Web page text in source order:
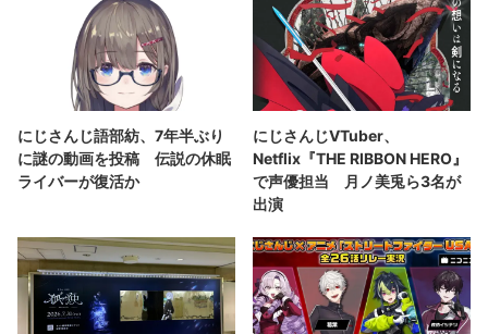
にじさんじ語部紡、7年半ぶり
に謎の動画を投稿 伝説の休眠
ライバーが復活か
にじさんじVTuber、
Netflix『THE RIBBON HERO』
で声優担当 月ノ美兎ら3名が
出演